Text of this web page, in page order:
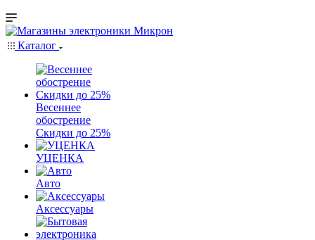
Каталог
Весеннее
обострение
Скидки до 25%
УЦЕНКА
Авто
Аксессуары